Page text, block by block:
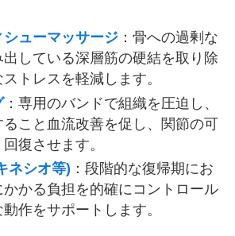
ューマッサージ ：骨への過剰な
している深層筋の硬結を取り除
トレスを軽減します。
：専用のバンドで組織を圧迫し、
こと血流改善を促し、関節の可
復させます。
ネシオ等) ：段階的な復帰期にお
かかる負担を的確にコントロール
作をサポートします。